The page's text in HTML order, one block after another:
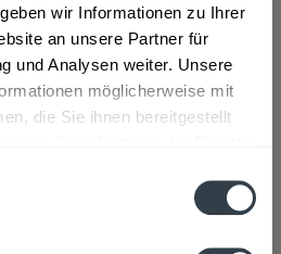
wir Informationen zu Ihrer
an unsere Partner für
und Analysen weiter. Unsere
möglicherweise mit
die Sie ihnen bereitgestellt